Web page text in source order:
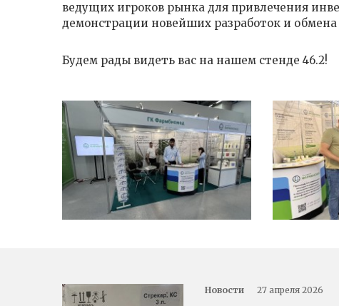
ведущих игроков рынка для привлечения
демонстрации новейших разработок и
Будем рады видеть вас на нашем стенде 46.2!
Новости 27 апреля 2026